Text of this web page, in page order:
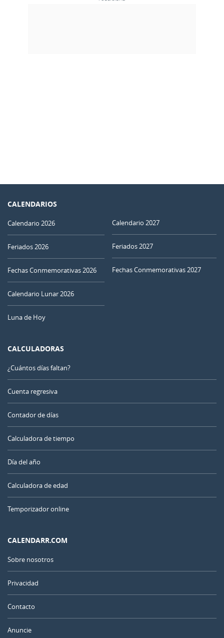
CALENDARIOS
Calendario 2026
Feriados 2026
Fechas Conmemorativas 2026
Calendario Lunar 2026
Luna de Hoy
Calendario 2027
Feriados 2027
Fechas Conmemorativas 2027
CALCULADORAS
¿Cuántos días faltan?
Cuenta regresiva
Contador de días
Calculadora de tiempo
Día del año
Calculadora de edad
Temporizador online
CALENDARR.COM
Sobre nosotros
Privacidad
Contacto
Anuncie